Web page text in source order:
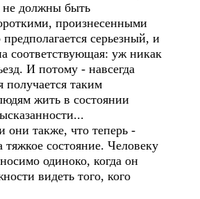
не должны быть
произнесенными
серьезный, и
соответствующая: уж никак
И потому - навсегда
таким
жить в состоянии
также, что теперь -
тяжкое состояние. Человеку
одиноко, когда он
видеть того, кого